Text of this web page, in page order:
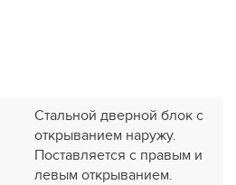
Стальной дверной блок с
открыванием наружу.
Поставляется с правым и
левым открыванием.